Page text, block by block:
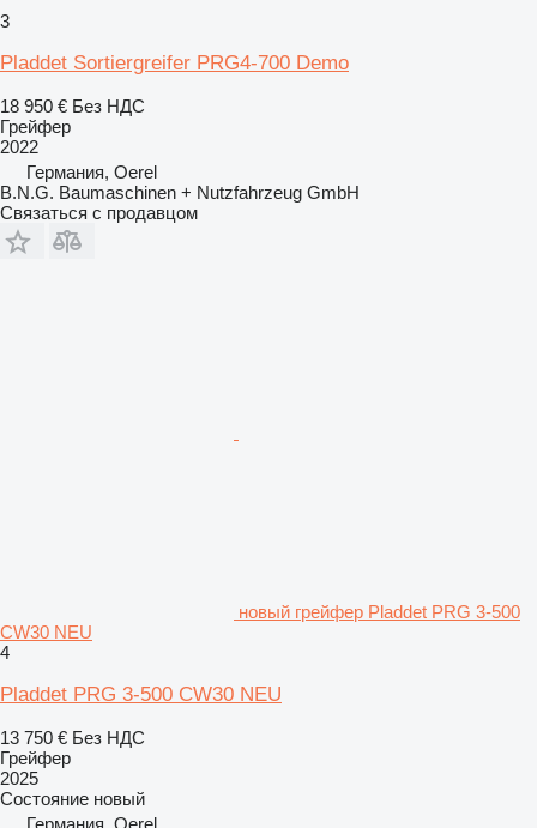
3
Pladdet Sortiergreifer PRG4-700 Demo
18 950 € Без НДС
Грейфер
2022
Германия, Oerel
B.N.G. Baumaschinen + Nutzfahrzeug GmbH
Связаться с продавцом
новый грейфер Pladdet PRG 3-500
CW30 NEU
4
Pladdet PRG 3-500 CW30 NEU
13 750 € Без НДС
Грейфер
2025
Состояние новый
Германия, Oerel